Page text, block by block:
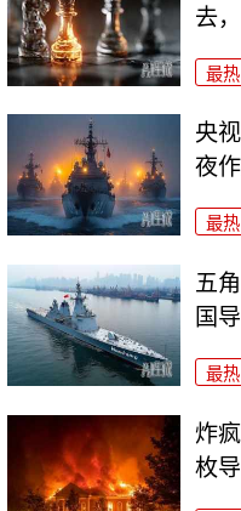
去
最热
央
夜
最热
五
国
最热
炸
枚